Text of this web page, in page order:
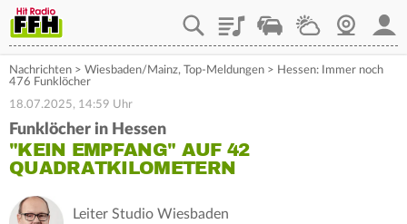
PlaylistStaupilotWetterWebcam
Nachrichten > Wiesbaden/Mainz, Top-Meldungen > Hessen: Immer noch
476 Funklöcher
18.07.2025, 14:59 Uhr
Funklöcher in Hessen
"KEIN EMPFANG" AUF 42
QUADRATKILOMETERN
Leiter Studio Wiesbaden